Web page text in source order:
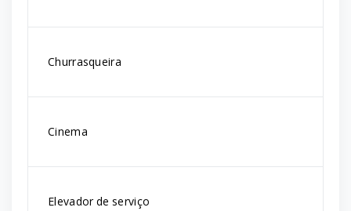
Churrasqueira
Cinema
Elevador de serviço